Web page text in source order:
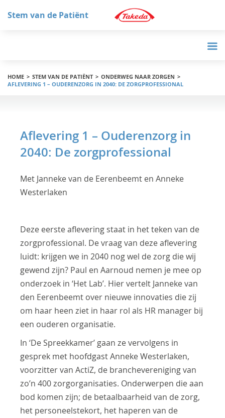
Stem van de Patiënt
HOME STEM VAN DE PATIËNT
ONDERWEG NAAR ZORGEN
AFLEVERING 1 – OUDERENZORG IN 2040: DE ZORGPROFESSIONAL
Aflevering 1 – Ouderenzorg in
2040: De zorgprofessional
Met Janneke van de Eerenbeemt en Anneke
Westerlaken
Deze eerste aflevering staat in het teken van de
zorgprofessional. De vraag van deze aflevering
luidt: krijgen we in 2040 nog wel de zorg die wij
gewend zijn? Paul en Aarnoud nemen je mee op
onderzoek in ‘Het Lab’. Hier vertelt Janneke van
den Eerenbeemt over nieuwe innovaties die zij
om haar heen ziet in haar rol als HR manager bij
een ouderen organisatie.
In ‘De Spreekkamer’ gaan ze vervolgens in
gesprek met hoofdgast Anneke Westerlaken,
voorzitter van ActiZ, de branchevereniging van
zo’n 400 zorgorganisaties. Onderwerpen die aan
bod komen zijn; de betaalbaarheid van de zorg,
het personeelstekort, het haperen van de